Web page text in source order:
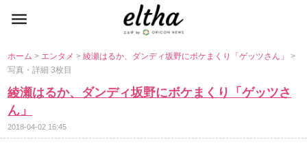
ホーム> エンタメ>綾瀬はるか、ダンディ坂野にボケまくり「ゲッツさん」>
写真・詳細 3枚目
綾瀬はるか、ダンディ坂野にボケまくり「ゲッツさ
ん」
2018-04-02 16:45